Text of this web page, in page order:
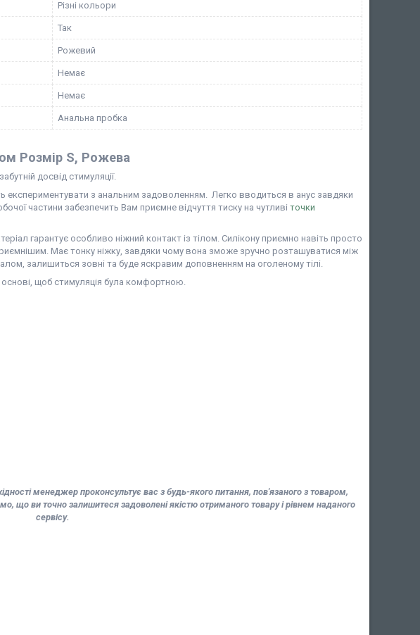
Різні кольори
Так
Рожевий
Немає
Немає
Анальна пробка
Розмір S, Рожева
досвід стимуляції.
експериментувати з анальним задоволенням. Легко вводиться в анус завдяки
частини забезпечить Вам приємне відчуття тиску на чутливі точки
гарантує особливо ніжний контакт із тілом. Силікону приємно навіть просто
Має тонку ніжку, завдяки чому вона зможе зручно розташуватися між
залишиться зовні та буде яскравим доповненням на оголеному тілі.
щоб стимуляція була комфортною.
менеджер проконсультує вас з будь-якого питання, пов'язаного з товаром,
ви точно залишитеся задоволені якістю отриманого товару і рівнем наданого
сервісу.